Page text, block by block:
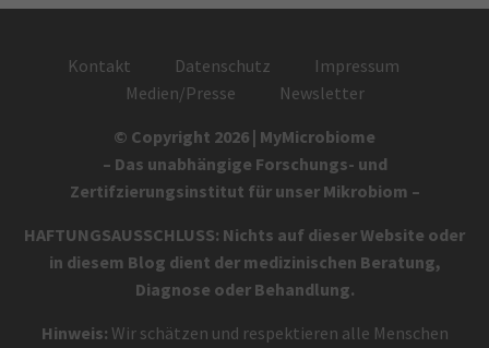
Kontakt Datenschutz
Impressum
Medien/Presse
Newsletter
© Copyright 2026 | MyMicrobiome
– Das unabhängige Forschungs- und
Zertifzierungsinstitut für unser Mikrobiom –
HAFTUNGSAUSSCHLUSS: Nichts auf dieser Website oder
in diesem Blog dient der medizinischen Beratung,
Diagnose oder Behandlung.
Hinweis: Wir schätzen und respektieren alle Menschen